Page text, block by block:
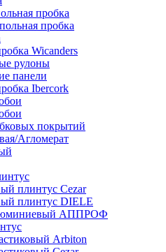
пробка
пробка
Wicanders
рулоны
панели
Ibercork
покрытий
Агломерат
плинтус Cezar
плинтус DIELE
АППРОФ
Arbiton